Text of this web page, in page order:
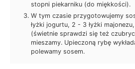
stopni piekarniku (do miękkości).
W tym czasie przygotowujemy
łyżki jogurtu, 2 - 3 łyżki
(świetnie sprawdzi się też
mieszamy. Upieczoną rybę
polewamy sosem.